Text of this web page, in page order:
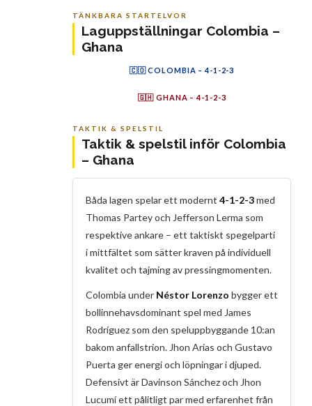
TÄNKBARA STARTELVOR
Laguppställningar Colombia –
Ghana
🇨🇴 COLOMBIA – 4-1-2-3
🇬🇭 GHANA – 4-1-2-3
TAKTIK & SPELSTIL
Taktik & spelstil inför Colombia
– Ghana
Båda lagen spelar ett modernt 4-1-2-3med
Thomas Partey och Jefferson Lerma som
respektive ankare – ett taktiskt spegelparti
i mittfältet som sätter kraven på individuell
kvalitet och tajming av pressingmomenten.
Colombia under Néstor Lorenzo bygger ett
bollinnehavsdominant spel med James
Rodríguez som den speluppbyggande 10:an
bakom anfallstrion. Jhon Arias och Gustavo
Puerta ger energi och löpningar i djuped.
Defensivt är Davinson Sánchez och Jhon
Lucumí ett pålitligt par med erfarenhet från